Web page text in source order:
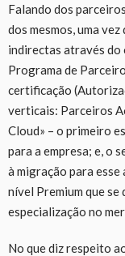
Falando dos
dos mesmos, uma
indirectas através do
Programa de
certificação
verticais: Parceiros
Cloud» – o primeiro
para a empresa; e, o
à migração para esse
nível Premium que
especialização no
No que diz respeito